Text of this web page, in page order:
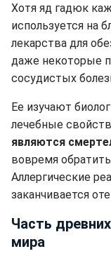
Хотя яд гадюк
используется на
лекарства для
даже некоторые
сосудистых
Ее изучают
лечебные
являются
вовремя
Аллергические
заканчивается
Часть
мира